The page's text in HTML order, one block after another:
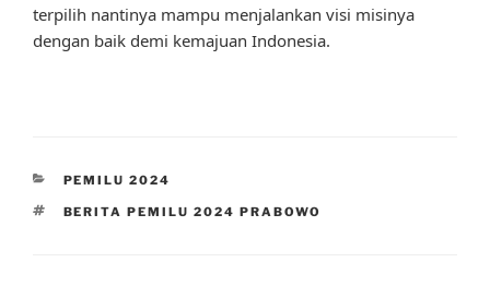
terpilih nantinya mampu menjalankan visi misinya
dengan baik demi kemajuan Indonesia.
CATEGORIES
PEMILU 2024
TAGS
BERITA PEMILU 2024 PRABOWO